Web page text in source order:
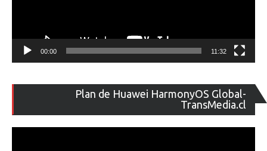
00:00 11:32
Plan de Huawei HarmonyOS Global-
TransMedia.cl
de